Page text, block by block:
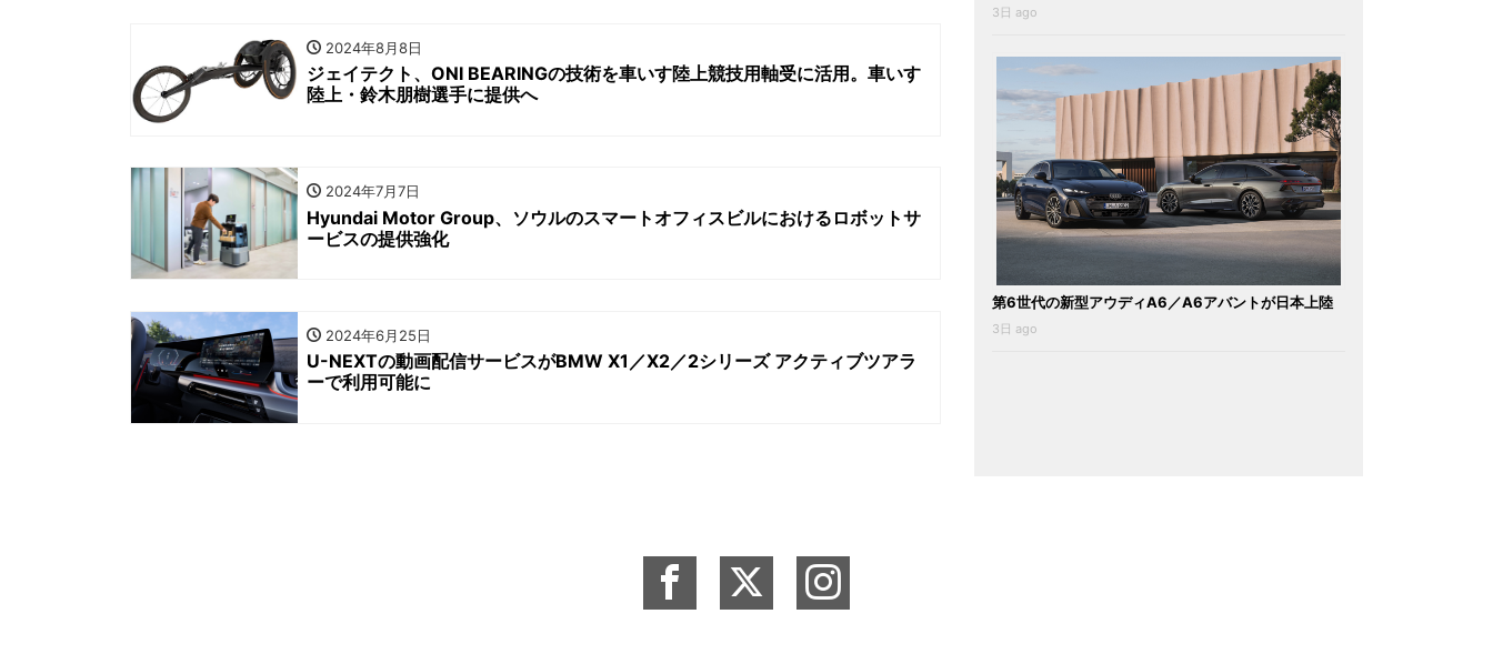
2024年8月8日
ジェイテクト、ONI BEARINGの技術を車いす陸上競技用軸受に活用。車いす
陸上・鈴木朋樹選手に提供へ
2024年7月7日
Hyundai Motor Group、ソウルのスマートオフィスビルにおけるロボットサ
ービスの提供強化
2024年6月25日
U-NEXTの動画配信サービスがBMW X1／X2／2シリーズ アクティブツアラ
ーで利用可能に
3日 ago
第6世代の新型アウディA6／A6アバントが日本上陸
3日 ago